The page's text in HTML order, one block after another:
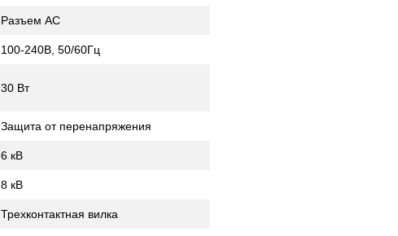
Разъем AC
100-240В, 50/60Гц
30 Вт
Защита от перенапряжения
6 кВ
8 кВ
Трехконтактная вилка